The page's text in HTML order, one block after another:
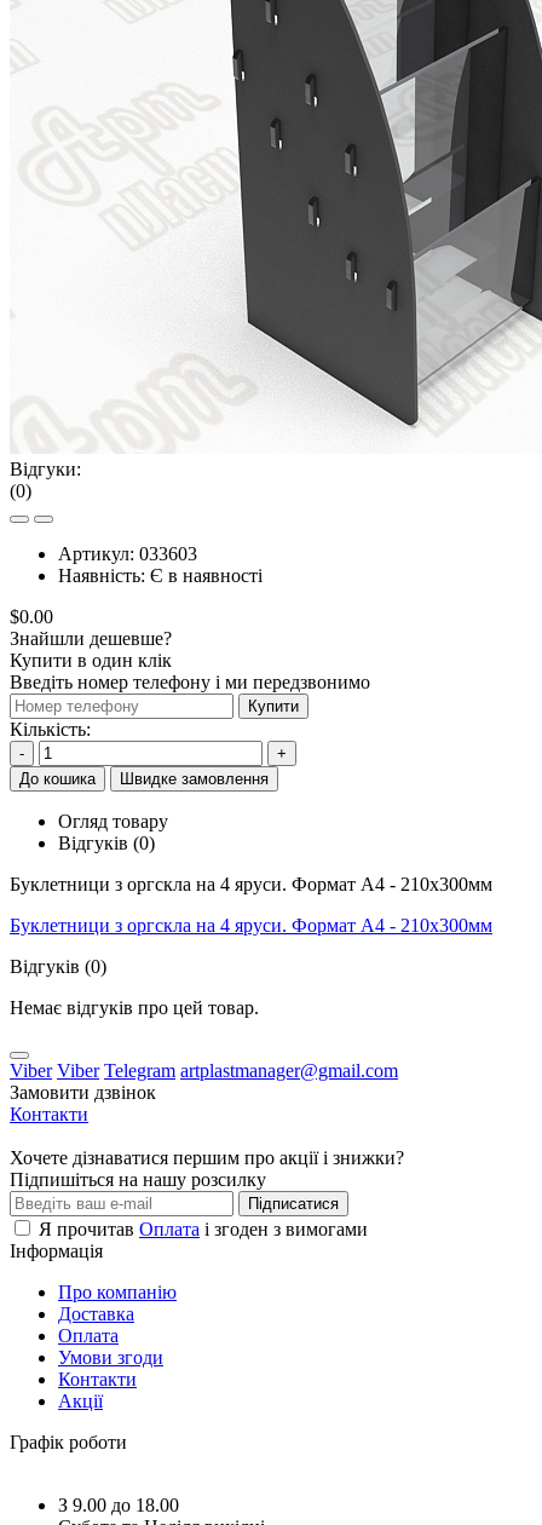
Відгуки:
(0)
Артикул: 033603
Наявність: Є в наявності
$0.00
Знайшли дешевше?
Купити в один клік
Введіть номер телефону і ми передзвонимо
Купити
Кількість:
-
+
До кошика
Швидке замовлення
Огляд товару
Відгуків (0)
Буклетници з оргскла на 4 яруси. Формат А4 - 210x300мм
Буклетници з оргскла на 4 яруси. Формат А4 - 210x300мм
Відгуків (0)
Немає відгуків про цей товар.
Viber Viber Telegram artplastmanager@gmail.com
Замовити дзвінок
Контакти
Хочете дізнаватися першим про акції і знижки?
Підпишіться на нашу розсилку
Підписатися
Я прочитав Оплата і згоден з вимогами
Інформація
Про компанію
Доставка
Оплата
Умови згоди
Контакти
Акції
Графік роботи
З 9.00 до 18.00